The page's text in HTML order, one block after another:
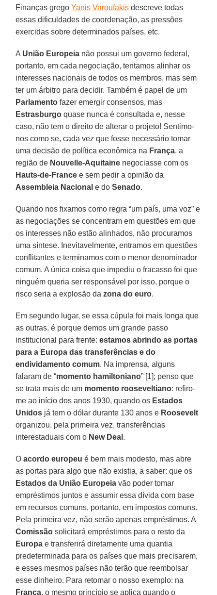
Finanças gregoYanis Varoufakis descreve todas
essas dificuldades de coordenação, as pressões
exercidas sobre determinados países, etc.
A União Europeia não possui um governo federal,
portanto, em cada negociação, tentamos alinhar os
interesses nacionais de todos os membros, mas sem
ter um árbitro para decidir. Também é papel de um
Parlamento fazer emergir consensos, mas
Estrasburgo quase nunca é consultada e, nesse
caso, não tem o direito de alterar o projeto! Sentimo-
nos como se, cada vez que fosse necessário tomar
uma decisão de política econômica na França, a
região de Nouvelle-Aquitaine negociasse com os
Hauts-de-France e sem pedir a opinião da
Assembleia Nacional e doSenado.
Quando nos fixamos como regra “um país, uma voz” e
as negociações se concentram em questões em que
os interesses não estão alinhados, não procuramos
uma síntese. Inevitavelmente, entramos em questões
conflitantes e terminamos com o menor denominador
comum. A única coisa que impediu o fracasso foi que
ninguém queria ser responsável por isso, porque o
risco seria a explosão dazona do euro.
Em segundo lugar, se essa cúpula foi mais longa que
as outras, é porque demos um grande passo
institucional para frente:estamos abrindo as portas
para a Europa das transferências e do
endividamento comum. Na imprensa, alguns
falaram de “momento hamiltoniano” [1]; penso que
se trata mais de um momento rooseveltiano: refiro-
me ao início dos anos 1930, quando os Estados
Unidos já tem o dólar durante 130 anos e Roosevelt
organizou, pela primeira vez, transferências
interestaduais com o New Deal .
Oacordo europeu é bem mais modesto, mas abre
as portas para algo que não existia, a saber: que os
Estados da União Europeia vão poder tomar
empréstimos juntos e assumir essa dívida com base
em recursos comuns, portanto, em impostos comuns.
Pela primeira vez, não serão apenas empréstimos. A
Comissão solicitará empréstimos para o resto da
Europa e transferirá diretamente uma quantia
predeterminada para os países que mais precisarem,
e esses mesmos países não terão que reembolsar
esse dinheiro. Para retomar o nosso exemplo: na
França, o mesmo princípio se aplica quando o